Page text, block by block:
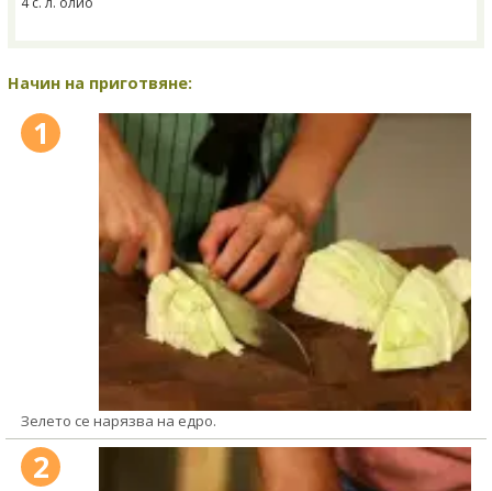
Начин на приготвяне:
1
Зелето се нарязва на едро.
2